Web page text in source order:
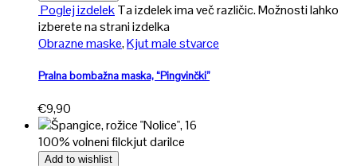
Poglej izdelekTa izdelek ima več različic. Možnosti lahko
izberete na strani izdelka
Obrazne maske,Kjut male stvarce
Pralna bombažna maska, “Pingvinčki”
€9,90
100% volneni filckjut darilce
Add to wishlist